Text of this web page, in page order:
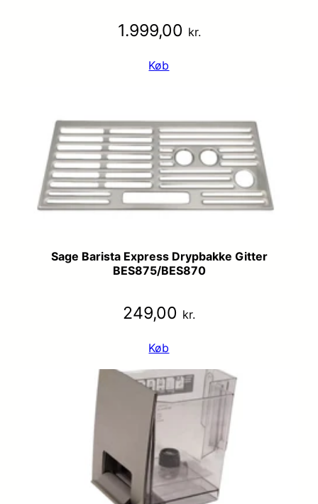
1.999,00 kr.
Køb
Sage Barista Express Drypbakke Gitter
BES875/BES870
249,00 kr.
Køb